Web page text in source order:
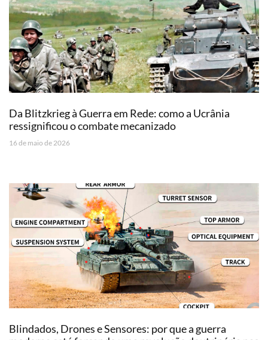
Da Blitzkrieg à Guerra em Rede: como a Ucrânia
ressignificou o combate mecanizado
16 de maio de 2026
Blindados, Drones e Sensores: por que a guerra